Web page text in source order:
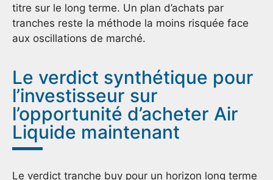
titre sur le long terme. Un plan d’achats par
tranches reste la méthode la moins risquée face
aux oscillations de marché.
Le verdict synthétique pour
l’investisseur sur
l’opportunité d’acheter Air
Liquide maintenant
Le verdict tranche buy pour un horizon long terme